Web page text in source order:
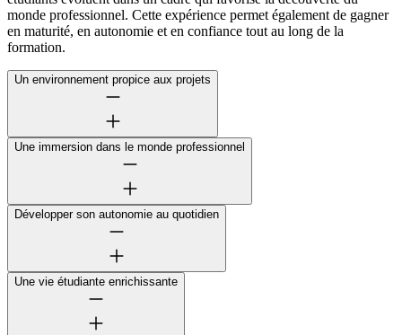
monde professionnel. Cette expérience permet également de gagner
en maturité, en autonomie et en confiance tout au long de la
formation.
Un environnement propice aux projets
Une immersion dans le monde professionnel
Développer son autonomie au quotidien
Une vie étudiante enrichissante